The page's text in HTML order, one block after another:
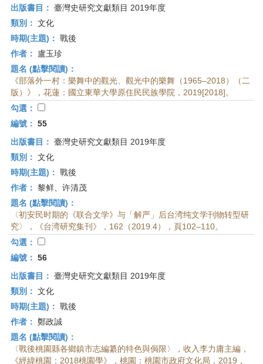
出版書目： 臺灣史研究文獻類目 2019年度
類別： 文化
時期(主題)： 戰後
作者：
盧玉珍
題名 (點擊閱讀)：
《部落外一村：樂舞中的觀光、觀光中的樂舞（1965–2018）（二
版）》，花蓮：國立東華大學原住民民族學院，2019[2018]。
勾選：
編號： 55
出版書目： 臺灣史研究文獻類目 2019年度
類別： 文化
時期(主題)： 戰後
作者： 黎鲜、许清茂
題名 (點擊閱讀)：
〈初安民时期的《联合文学》与「解严」后台湾纯文学刊物转型研
究〉，《台湾研究集刊》，162（2019.4），頁102–110。
勾選：
編號： 56
出版書目： 臺灣史研究文獻類目 2019年度
類別： 文化
時期(主題)： 戰後
作者： 鄭政誠
題名 (點擊閱讀)：
〈戰後桃園縣各鄉鎮市志編纂的特色與侷限〉，收入李力庸主編，
《經緯桃園：2018桃園學》，桃園：桃園市政府文化局，2019，